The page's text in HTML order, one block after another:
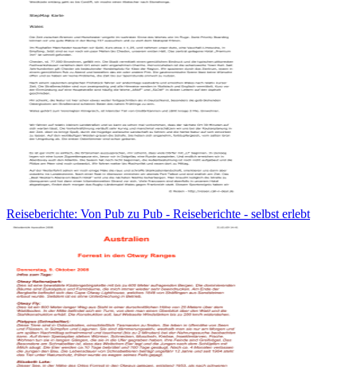
Reiseberichte: Von Pub zu Pub - Reiseberichte - selbst erlebt